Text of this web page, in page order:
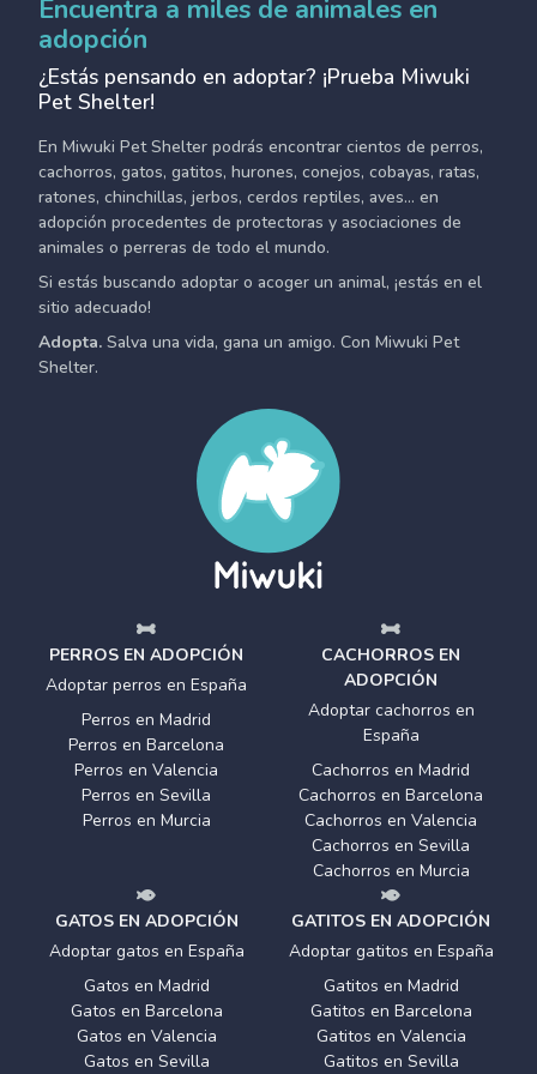
Encuentra a miles de animales en
adopción
¿Estás pensando en adoptar? ¡Prueba Miwuki
Pet Shelter!
En Miwuki Pet Shelter podrás encontrar cientos de perros,
cachorros, gatos, gatitos, hurones, conejos, cobayas, ratas,
ratones, chinchillas, jerbos, cerdos reptiles, aves... en
adopción procedentes de protectoras y asociaciones de
animales o perreras de todo el mundo.
Si estás buscando adoptar o acoger un animal, ¡estás en el
sitio adecuado!
Adopta. Salva una vida, gana un amigo. Con Miwuki Pet
Shelter.
PERROS EN ADOPCIÓN
Adoptar perros en España
Perros en Madrid
Perros en Barcelona
Perros en Valencia
Perros en Sevilla
Perros en Murcia
CACHORROS EN
ADOPCIÓN
Adoptar cachorros en
España
Cachorros en Madrid
Cachorros en Barcelona
Cachorros en Valencia
Cachorros en Sevilla
Cachorros en Murcia
GATOS EN ADOPCIÓN
Adoptar gatos en España
Gatos en Madrid
Gatos en Barcelona
Gatos en Valencia
Gatos en Sevilla
GATITOS EN ADOPCIÓN
Adoptar gatitos en España
Gatitos en Madrid
Gatitos en Barcelona
Gatitos en Valencia
Gatitos en Sevilla